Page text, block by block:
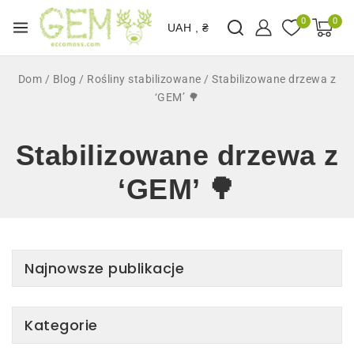
UAH , ₴
0 0
Dom / Blog / Rośliny stabilizowane /Stabilizowane drzewa z
‘GEM’ 🌳
Stabilizowane drzewa z
‘GEM’ 🌳
Najnowsze publikacje
Kategorie